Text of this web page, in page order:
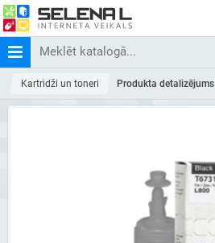
Kartridži un toneri Produkta detalizējums